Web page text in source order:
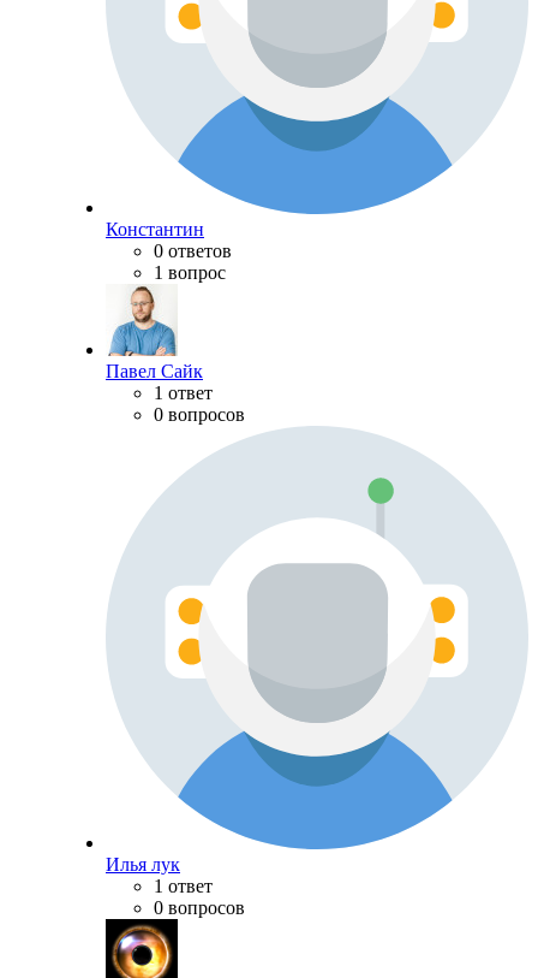
Константин
0 ответов
1 вопрос
Павел Сайк
1 ответ
0 вопросов
Илья лук
1 ответ
0 вопросов